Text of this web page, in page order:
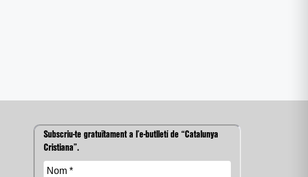
Subscriu-te gratuïtament a l’e-butlletí de “Catalunya
Cristiana”.